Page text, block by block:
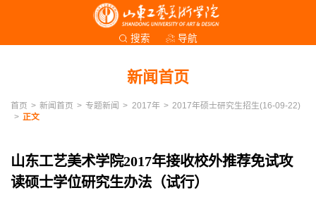
搜索 导航
新闻首页
首页 > 新闻首页 > 专题新闻 > 2017年 > 2017年硕士研究生招生(16-09-22)
> 正文
山东工艺美术学院2017年接收校外推荐免试攻
读硕士学位研究生办法（试行）